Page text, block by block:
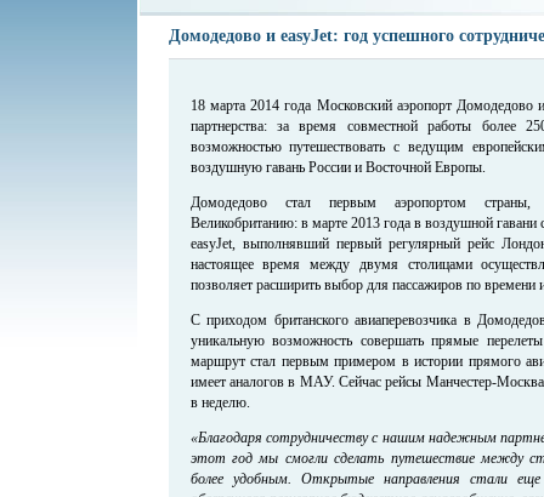
Домодедово и easyJet: год успешного
18 марта 2014 года Московский аэропорт Домодедово
партнерства: за время совместной работы более
возможностью путешествовать с ведущим
воздушную гавань России и Восточной Европы.
Домодедово стал первым аэропортом страны,
Великобританию: в марте 2013 года в воздушной гавани
easyJet, выполнявший первый регулярный рейс
настоящее время между двумя столицами
позволяет расширить выбор для пассажиров по времени
С приходом британского авиаперевозчика в
уникальную возможность совершать прямые
маршрут стал первым примером в истории прямого
имеет аналогов в МАУ. Сейчас рейсы Манчестер-
в неделю.
«Благодаря сотрудничеству с нашим надежным
этот год мы смогли сделать путешествие между
более удобным. Открытые направления стали еще